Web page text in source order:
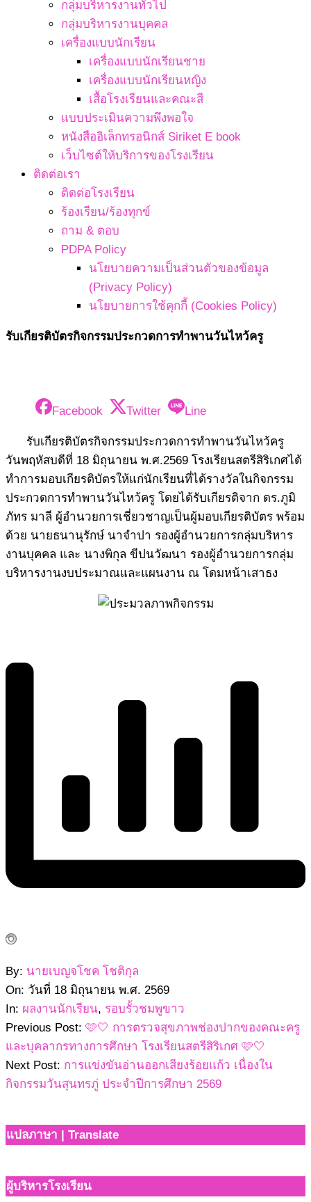
กลุ่มบริหารงานทั่วไป
กลุ่มบริหารงานบุคคล
เครื่องแบบนักเรียน
เครื่องแบบนักเรียนชาย
เครื่องแบบนักเรียนหญิง
เสื้อโรงเรียนและคณะสี
แบบประเมินความพึงพอใจ
หนังสืออิเล็กทรอนิกส์ Siriket E book
เว็บไซต์ให้บริการของโรงเรียน
ติดต่อเรา
ติดต่อโรงเรียน
ร้องเรียน/ร้องทุกข์
ถาม & ตอบ
PDPA Policy
นโยบายความเป็นส่วนตัวของข้อมูล
(Privacy Policy)
นโยบายการใช้คุกกี้ (Cookies Policy)
รับเกียรติบัตรกิจกรรมประกวดการทำพานวันไหว้ครู
Facebook Twitter Line
รับเกียรติบัตรกิจกรรมประกวดการทำพานวันไหว้ครู
วันพฤหัสบดีที่ 18 มิถุนายน พ.ศ.2569 โรงเรียนสตรีสิริเกศได้
ทำการมอบเกียรติบัตรให้แก่นักเรียนที่ได้รางวัลในกิจกรรม
ประกวดการทำพานวันไหว้ครู โดยได้รับเกียรติจาก ดร.ภูมิ
ภัทร มาลี ผู้อำนวยการเชี่ยวชาญเป็นผู้มอบเกียรติบัตร พร้อม
ด้วย นายธนานุรักษ์ นาจำปา รองผู้อำนวยการกลุ่มบริหาร
งานบุคคล และ นางพิกุล ขีปนวัฒนา รองผู้อำนวยการกลุ่ม
บริหารงานงบประมาณและแผนงาน ณ โดมหน้าเสาธง
2569-
06-
18
By: นายเบญจโชค โชติกุล
On: วันที่ 18 มิถุนายน พ.ศ. 2569
In: ผลงานนักเรียน, รอบรั้วชมพูขาว
Previous Post: 🩷🤍 การตรวจสุขภาพช่องปากของคณะครู
และบุคลากรทางการศึกษา โรงเรียนสตรีสิริเกศ 🩷🤍
Next Post: การแข่งขันอ่านออกเสียงร้อยแก้ว เนื่องใน
กิจกรรมวันสุนทรภู่ ประจำปีการศึกษา 2569
แปลภาษา | Translate
ผู้บริหารโรงเรียน